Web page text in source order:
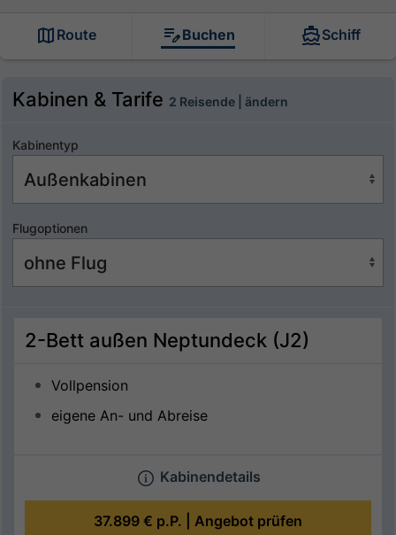
Route Buchen Schiff
Kabinen & Tarife 2 Reisende | ändern
Kabinentyp
Flugoptionen
2-Bett außen Neptundeck (J2)
Vollpension
eigene An- und Abreise
Kabinendetails
37.899 € p.P. | Angebot prüfen